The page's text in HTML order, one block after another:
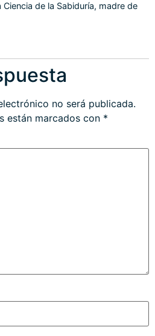
de la Sabiduría, madre de
no será publicada.
están marcados con *